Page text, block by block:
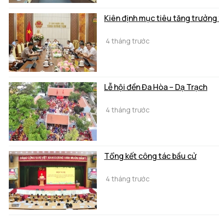
Kiên định mục tiêu tăng trưởng
4 tháng trước
Lễ hội đền Đa Hòa – Dạ Trạch
4 tháng trước
Tổng kết công tác bầu cử
4 tháng trước